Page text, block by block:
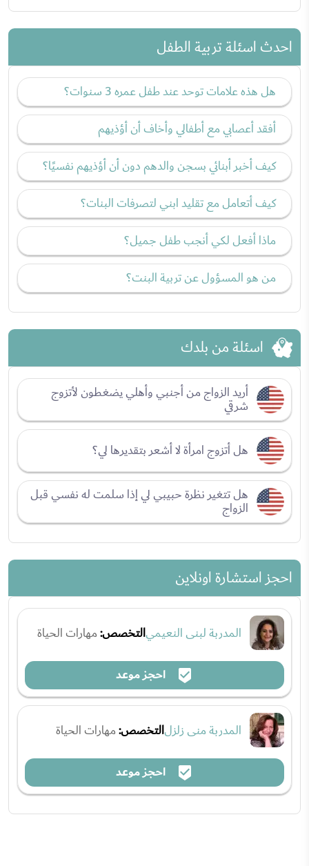
احدث اسئلة تربية الطفل
هل هذه علامات توحد عند طفل عمره 3 سنوات؟
أفقد أعصابي مع أطفالي وأخاف أن أؤذيهم
كيف أخبر أبنائي بسجن والدهم دون أن أؤذيهم نفسيًا؟
كيف أتعامل مع تقليد ابني لتصرفات البنات؟
ماذا أفعل لكي أنجب طفل جميل؟
من هو المسؤول عن تربية البنت؟
اسئلة من بلدك
أريد الزواج من أجنبي وأهلي يضغطون لأتزوج
شرقي
هل أتزوج امرأة لا أشعر بتقديرها لي؟
هل تتغير نظرة حبيبي لي إذا سلمت له نفسي قبل
الزواج
احجز استشارة اونلاين
المدربة لبنى النعيميالتخصص:مهارات الحياة
احجز موعد
المدربة منى زلزلالتخصص:مهارات الحياة
احجز موعد